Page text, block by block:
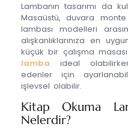
Lambanın tasarımı da
Masaüstü, duvara
lambası modelleri
alışkanlıklarınıza en
küçük bir çalışma
lamba ideal
edenler için
işlevsel olabilir.
Kitap Okuma
Nelerdir?